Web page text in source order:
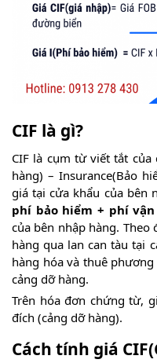
CIF là gì?
CIF là cụm từ viết tắt của
hàng) – Insurance(Bảo
giá tại cửa khẩu của bên
phí bảo hiểm + phí
của bên nhập hàng. Theo
hàng qua lan can tàu tại
hàng hóa và thuê
cảng dỡ hàng.
Trên hóa đơn chứng từ,
đích (cảng dỡ hàng).
Cách tính giá